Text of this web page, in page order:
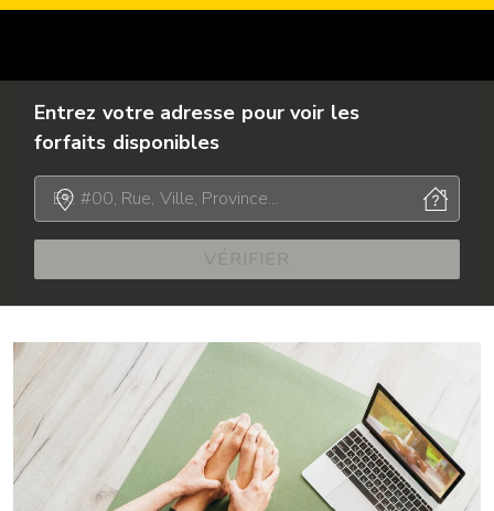
Entrez votre adresse pour voir les
forfaits disponibles